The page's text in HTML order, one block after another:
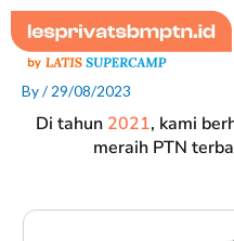
Skip
to
content
By/ 29/08/2023
Di tahun 2021, kami
meraih PTN